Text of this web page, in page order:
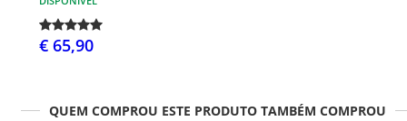
€ 65,90
QUEM COMPROU ESTE PRODUTO TAMBÉM COMPROU